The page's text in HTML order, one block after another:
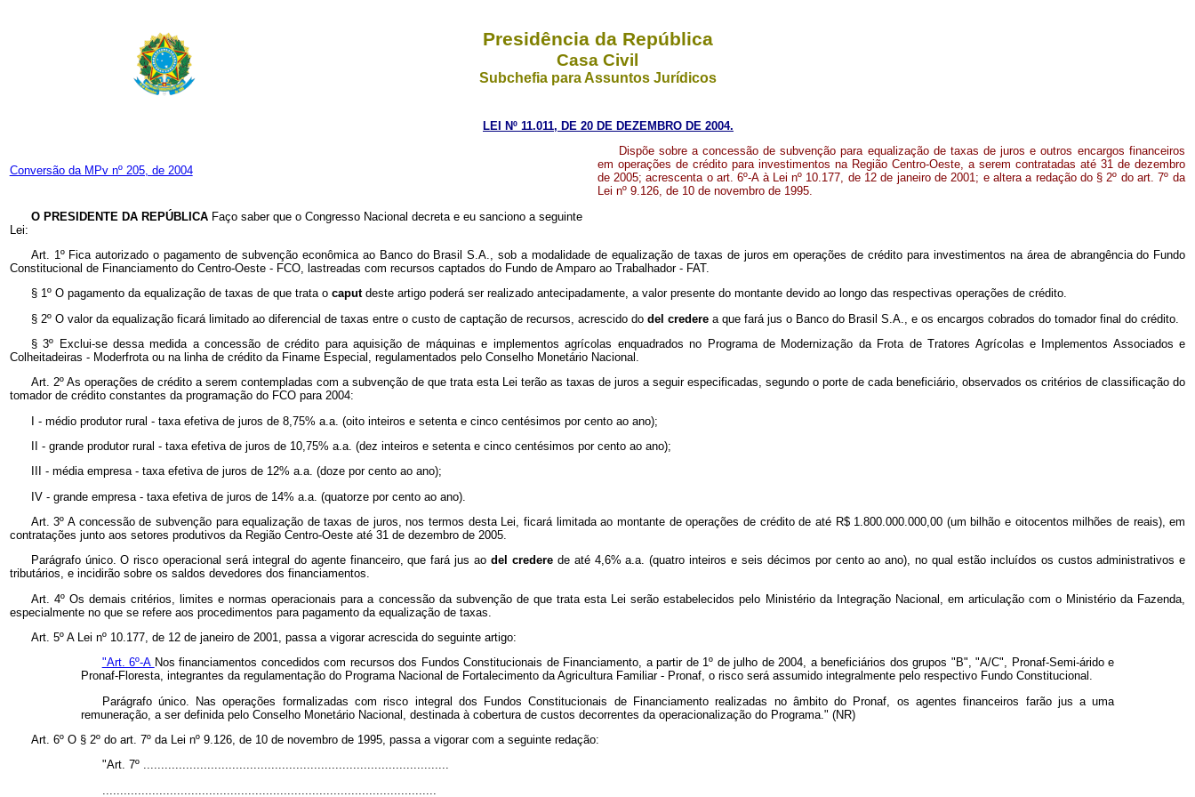
Presidência da República
Casa Civil
Subchefia para Assuntos Jurídicos
LEI Nº 11.011, DE 20 DE DEZEMBRO DE 2004.
Conversão da MPv nº 205, de 2004
Dispõe sobre a concessão de subvenção para equalização de taxas de juros e outros encargos financeiros
em operações de crédito para investimentos na Região Centro-Oeste, a serem contratadas até 31 de dezembro
de 2005; acrescenta o art. 6º-A à Lei nº 10.177, de 12 de janeiro de 2001; e altera a redação do § 2º do art. 7º da
Lei nº 9.126, de 10 de novembro de 1995.
O PRESIDENTE DA REPÚBLICA Faço saber que o Congresso Nacional decreta e eu sanciono a seguinte
Lei:
Art. 1º Fica autorizado o pagamento de subvenção econômica ao Banco do Brasil S.A., sob a modalidade de equalização de taxas de juros em operações de crédito para investimentos na área de abrangência do Fundo
Constitucional de Financiamento do Centro-Oeste - FCO, lastreadas com recursos captados do Fundo de Amparo ao Trabalhador - FAT.
§ 1º O pagamento da equalização de taxas de que trata o caput deste artigo poderá ser realizado antecipadamente, a valor presente do montante devido ao longo das respectivas operações de crédito.
§ 2º O valor da equalização ficará limitado ao diferencial de taxas entre o custo de captação de recursos, acrescido do del credere a que fará jus o Banco do Brasil S.A., e os encargos cobrados do tomador final do crédito.
§ 3º Exclui-se dessa medida a concessão de crédito para aquisição de máquinas e implementos agrícolas enquadrados no Programa de Modernização da Frota de Tratores Agrícolas e Implementos Associados e
Colheitadeiras - Moderfrota ou na linha de crédito da Finame Especial, regulamentados pelo Conselho Monetário Nacional.
Art. 2º As operações de crédito a serem contempladas com a subvenção de que trata esta Lei terão as taxas de juros a seguir especificadas, segundo o porte de cada beneficiário, observados os critérios de classificação do
tomador de crédito constantes da programação do FCO para 2004:
I - médio produtor rural - taxa efetiva de juros de 8,75% a.a. (oito inteiros e setenta e cinco centésimos por cento ao ano);
II - grande produtor rural - taxa efetiva de juros de 10,75% a.a. (dez inteiros e setenta e cinco centésimos por cento ao ano);
III - média empresa - taxa efetiva de juros de 12% a.a. (doze por cento ao ano);
IV - grande empresa - taxa efetiva de juros de 14% a.a. (quatorze por cento ao ano).
Art. 3º A concessão de subvenção para equalização de taxas de juros, nos termos desta Lei, ficará limitada ao montante de operações de crédito de até R$ 1.800.000.000,00 (um bilhão e oitocentos milhões de reais), em
contratações junto aos setores produtivos da Região Centro-Oeste até 31 de dezembro de 2005.
Parágrafo único. O risco operacional será integral do agente financeiro, que fará jus ao del credere de até 4,6% a.a. (quatro inteiros e seis décimos por cento ao ano), no qual estão incluídos os custos administrativos e
tributários, e incidirão sobre os saldos devedores dos financiamentos.
Art. 4º Os demais critérios, limites e normas operacionais para a concessão da subvenção de que trata esta Lei serão estabelecidos pelo Ministério da Integração Nacional, em articulação com o Ministério da Fazenda,
especialmente no que se refere aos procedimentos para pagamento da equalização de taxas.
Art. 5º A Lei nº 10.177, de 12 de janeiro de 2001, passa a vigorar acrescida do seguinte artigo:
"Art. 6º-A Nos financiamentos concedidos com recursos dos Fundos Constitucionais de Financiamento, a partir de 1º de julho de 2004, a beneficiários dos grupos "B", "A/C", Pronaf-Semi-árido e
Pronaf-Floresta, integrantes da regulamentação do Programa Nacional de Fortalecimento da Agricultura Familiar - Pronaf, o risco será assumido integralmente pelo respectivo Fundo Constitucional.
Parágrafo único. Nas operações formalizadas com risco integral dos Fundos Constitucionais de Financiamento realizadas no âmbito do Pronaf, os agentes financeiros farão jus a uma
remuneração, a ser definida pelo Conselho Monetário Nacional, destinada à cobertura de custos decorrentes da operacionalização do Programa." (NR)
Art. 6º O § 2º do art. 7º da Lei nº 9.126, de 10 de novembro de 1995, passa a vigorar com a seguinte redação:
"Art. 7º ......................................................................................